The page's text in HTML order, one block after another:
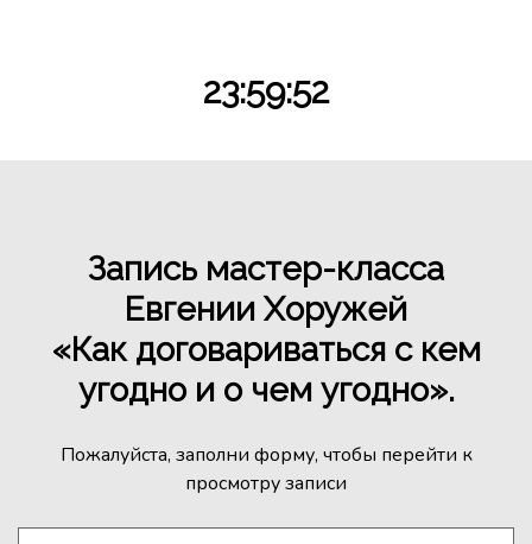
23:59:52
Запись мастер-класса
Евгении Хоружей
«Как договариваться с кем
угодно и о чем угодно».
Пожалуйста, заполни форму, чтобы перейти к
просмотру записи